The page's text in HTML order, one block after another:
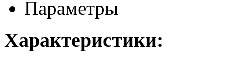
Параметры
Характеристики: